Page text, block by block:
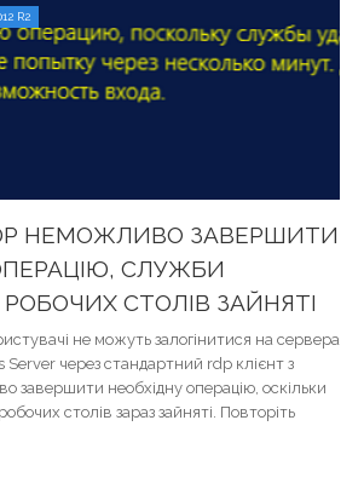
R2
НЕМОЖЛИВО ЗАВЕРШИТИ
СЛУЖБИ
СТОЛІВ ЗАЙНЯТІ
не можуть залогінитися на сервера
через стандартний rdp клієнт з
завершити необхідну операцію, оскільки
столів зараз зайняті. Повторіть